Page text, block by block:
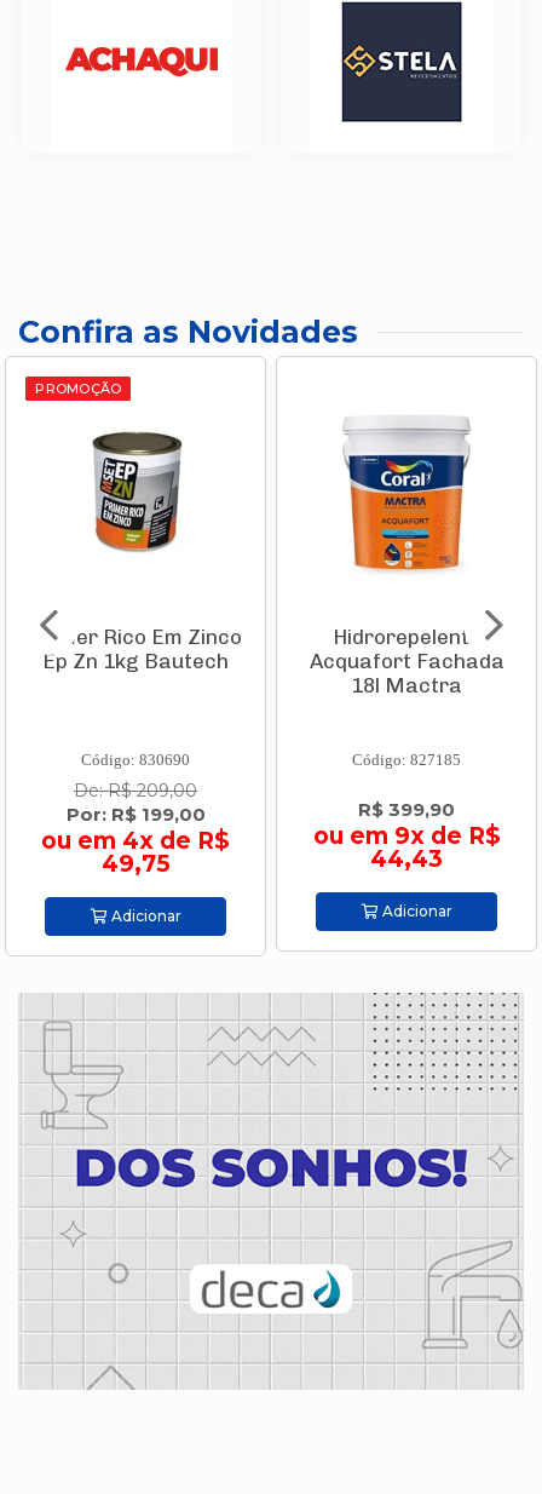
Confira as Novidades
PROMOÇÃO
Primer Rico Em Zinco
Ep Zn 1kg Bautech
Código: 830690
De: R$ 209,00
Por: R$ 199,00
ou em 4x de R$
49,75
Adicionar
Hidrorepelente
Acquafort Fachada
18l Mactra
Código: 827185
R$ 399,90
ou em 9x de R$
44,43
Adicionar